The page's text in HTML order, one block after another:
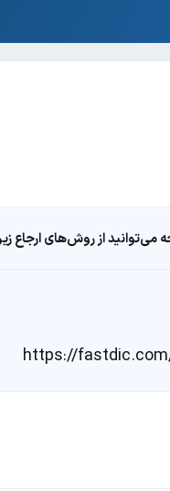
از روش‌های ارجاع